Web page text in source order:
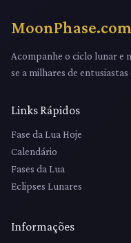
MoonPhase.com
Acompanhe o ciclo lunar e
se a milhares de
Links Rápidos
Fase da Lua Hoje
Calendário
Fases da Lua
Eclipses Lunares
Informações